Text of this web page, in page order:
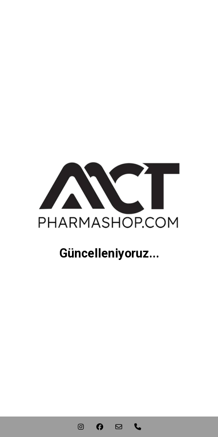
Güncelleniyoruz...